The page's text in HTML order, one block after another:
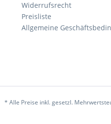
Widerrufsrecht
Preisliste
Allgemeine
* Alle Preise inkl. gesetzl.